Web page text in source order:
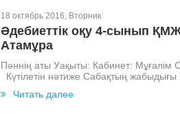
18 октябрь 2016, Вторник
Әдебиеттік оқу 4-сынып
Атамұра
Пәннің аты Уақыты: Кабинет: Мұғалім
Күтілетін нәтиже Сабақтың жабыдығы
Читать далее